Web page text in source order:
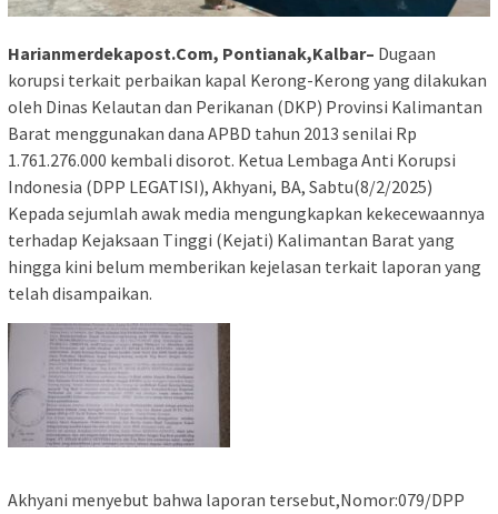
Harianmerdekapost.Com, Pontianak,Kalbar– Dugaan
korupsi terkait perbaikan kapal Kerong-Kerong yang dilakukan
oleh Dinas Kelautan dan Perikanan (DKP) Provinsi Kalimantan
Barat menggunakan dana APBD tahun 2013 senilai Rp
1.761.276.000 kembali disorot. Ketua Lembaga Anti Korupsi
Indonesia (DPP LEGATISI), Akhyani, BA, Sabtu(8/2/2025)
Kepada sejumlah awak media mengungkapkan kekecewaannya
terhadap Kejaksaan Tinggi (Kejati) Kalimantan Barat yang
hingga kini belum memberikan kejelasan terkait laporan yang
telah disampaikan.
Akhyani menyebut bahwa laporan tersebut,Nomor:079/DPP